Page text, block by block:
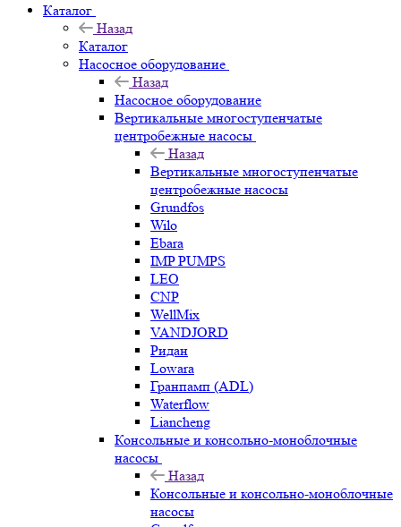
Каталог
Назад
Каталог
Насосное оборудование
Назад
Насосное оборудование
Вертикальные многоступенчатые
центробежные насосы
Назад
Вертикальные многоступенчатые
центробежные насосы
Grundfos
Wilo
Ebara
IMP PUMPS
LEO
CNP
WellMix
VANDJORD
Ридан
Lowara
Гранпамп (ADL)
Waterflow
Liancheng
Консольные и консольно-моноблочные
насосы
Назад
Консольные и консольно-моноблочные
насосы